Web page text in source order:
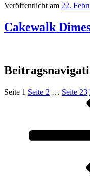
Veröffentlicht am 22.
Cakewalk
Seite 1 Seite 2 … Seite 23